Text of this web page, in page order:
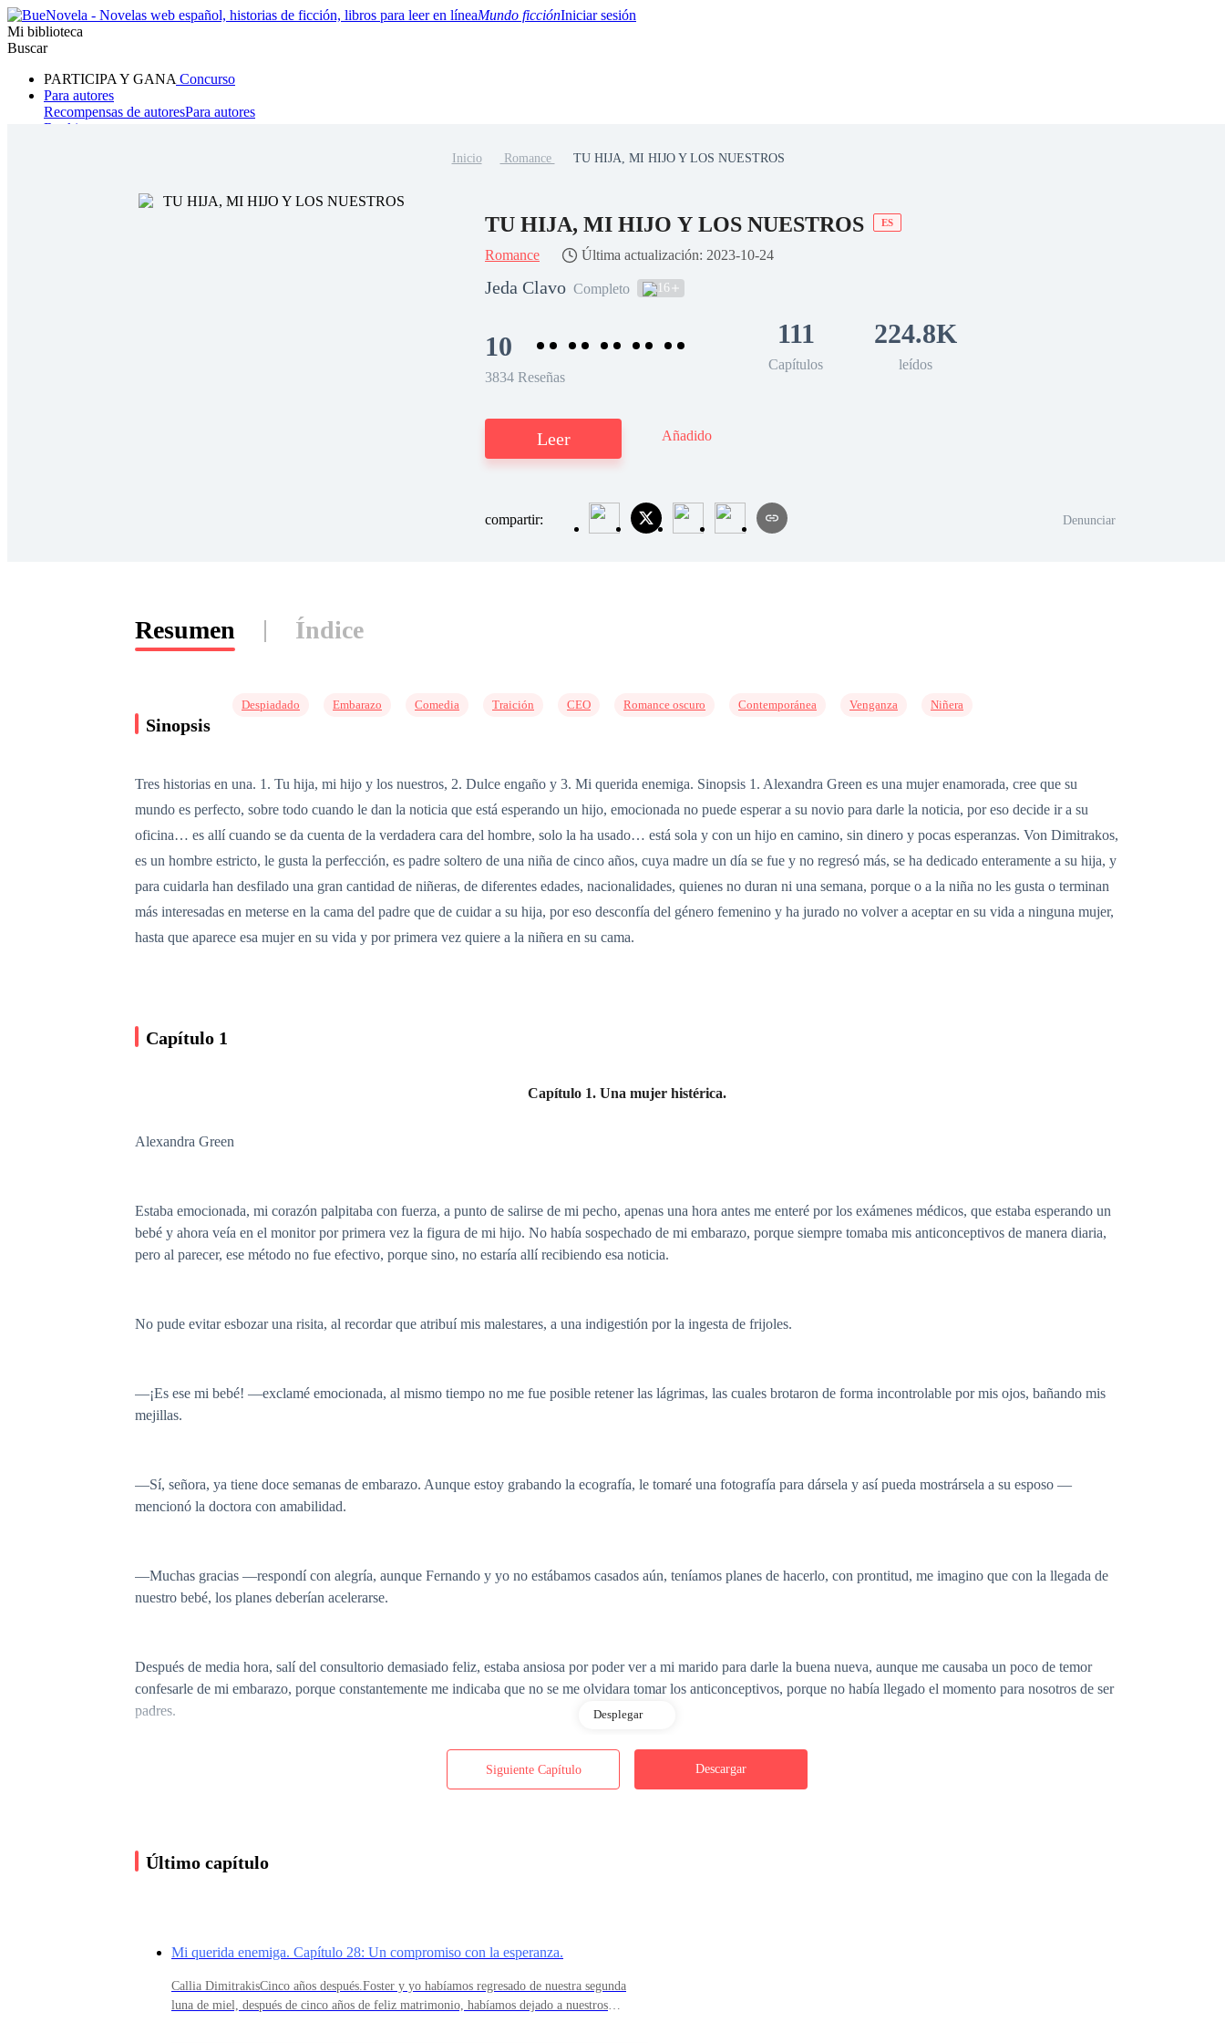
Mundo ficciónIniciar sesión
Mi biblioteca
Buscar
PARTICIPA Y GANA Concurso
Para autores
Recompensas de autoresPara autores
Ranking
Hombre lobo MafiaSistema FantasíaUrbanoLGBTQ+
Inicio Romance TU HIJA, MI HIJO Y LOS NUESTROS
TU HIJA, MI HIJO Y LOS NUESTROS ES
Romance Última actualización: 2023-10-24
Jeda Clavo Completo 16
10
3834 Reseñas
111
Capítulos
224.8K
leídos
Leer Añadido
compartir: Denunciar
Resumen Índice
Sinopsis
Despiadado Embarazo Comedia Traición CEO Romance oscuro Contemporánea Venganza Niñera
Tres historias en una. 1. Tu hija, mi hijo y los nuestros, 2. Dulce engaño y 3. Mi querida enemiga. Sinopsis 1. Alexandra Green es una mujer enamorada, cree que su
mundo es perfecto, sobre todo cuando le dan la noticia que está esperando un hijo, emocionada no puede esperar a su novio para darle la noticia, por eso decide ir a su
oficina… es allí cuando se da cuenta de la verdadera cara del hombre, solo la ha usado… está sola y con un hijo en camino, sin dinero y pocas esperanzas. Von Dimitrakos,
es un hombre estricto, le gusta la perfección, es padre soltero de una niña de cinco años, cuya madre un día se fue y no regresó más, se ha dedicado enteramente a su hija, y
para cuidarla han desfilado una gran cantidad de niñeras, de diferentes edades, nacionalidades, quienes no duran ni una semana, porque o a la niña no les gusta o terminan
más interesadas en meterse en la cama del padre que de cuidar a su hija, por eso desconfía del género femenino y ha jurado no volver a aceptar en su vida a ninguna mujer,
hasta que aparece esa mujer en su vida y por primera vez quiere a la niñera en su cama.
Capítulo 1
Capítulo 1. Una mujer histérica.
Alexandra Green
Estaba emocionada, mi corazón palpitaba con fuerza, a punto de salirse de mi pecho, apenas una hora antes me enteré por los exámenes médicos, que estaba esperando un
bebé y ahora veía en el monitor por primera vez la figura de mi hijo. No había sospechado de mi embarazo, porque siempre tomaba mis anticonceptivos de manera diaria,
pero al parecer, ese método no fue efectivo, porque sino, no estaría allí recibiendo esa noticia.
No pude evitar esbozar una risita, al recordar que atribuí mis malestares, a una indigestión por la ingesta de frijoles.
—¡Es ese mi bebé! —exclamé emocionada, al mismo tiempo no me fue posible retener las lágrimas, las cuales brotaron de forma incontrolable por mis ojos, bañando mis
mejillas.
—Sí, señora, ya tiene doce semanas de embarazo. Aunque estoy grabando la ecografía, le tomaré una fotografía para dársela y así pueda mostrársela a su esposo —
mencionó la doctora con amabilidad.
—Muchas gracias —respondí con alegría, aunque Fernando y yo no estábamos casados aún, teníamos planes de hacerlo, con prontitud, me imagino que con la llegada de
nuestro bebé, los planes deberían acelerarse.
Después de media hora, salí del consultorio demasiado feliz, estaba ansiosa por poder ver a mi marido para darle la buena nueva, aunque me causaba un poco de temor
confesarle de mi embarazo, porque constantemente me indicaba que no se me olvidara tomar los anticonceptivos, porque no había llegado el momento para nosotros de ser
padres.
Caminé al auto, el cual había dejado aparcado en el estacionamiento del centro médico, antes de arrancar, decidí marcar su número de celular, insistí un par de veces, sin
Por un momento me sentí frustrada, estaba debatiéndome entre ir al apartamento y esperar su llegada o ir hasta su oficina, sin embargo, yo solo había estado en su despacho
Luego de meditarlo, decidí llegarme hasta su oficina, él trabajaba como analista financiero en una entidad bancaria, de hecho hacía un par de meses le habían designado
como jefe del departamento, por esa razón nos veíamos ahora poco tiempo.
Desplegar
Siguiente Capítulo Descargar
Último capítulo
Mi querida enemiga. Capítulo 28: Un compromiso con la esperanza.
Callia DimitrakisCinco años después.Foster y yo habíamos regresado de nuestra segunda
luna de miel, después de cinco años de feliz matrimonio, habíamos dejado a nuestros